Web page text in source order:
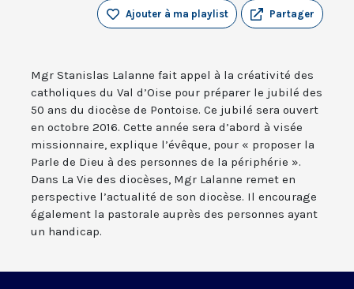
Partager
Ajouter à ma playlist
Mgr Stanislas Lalanne fait appel à la créativité des
catholiques du Val d’Oise pour préparer le jubilé des
50 ans du diocèse de Pontoise. Ce jubilé sera ouvert
en octobre 2016. Cette année sera d’abord à visée
missionnaire, explique l’évêque, pour « proposer la
Parle de Dieu à des personnes de la périphérie ».
Dans La Vie des diocèses, Mgr Lalanne remet en
perspective l’actualité de son diocèse. Il encourage
également la pastorale auprès des personnes ayant
un handicap.